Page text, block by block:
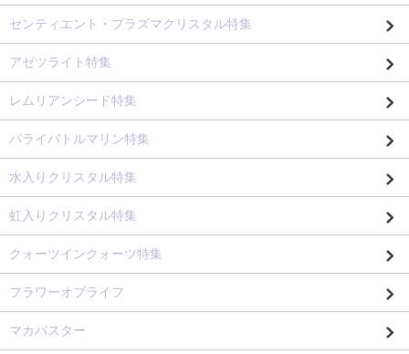
センティエント・プラズマクリスタル特集
アゼツライト特集
レムリアンシード特集
パライバトルマリン特集
水入りクリスタル特集
虹入りクリスタル特集
クォーツインクォーツ特集
フラワーオブライフ
マカバスター